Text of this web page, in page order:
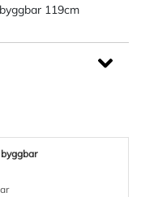
119cm